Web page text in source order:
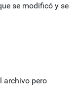
se modificó y se
archivo pero